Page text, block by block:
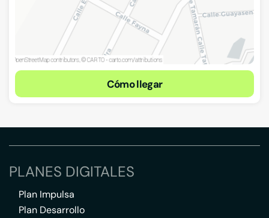
Cómo llegar
PLANES DIGITALES
Plan Impulsa
Plan Desarrollo